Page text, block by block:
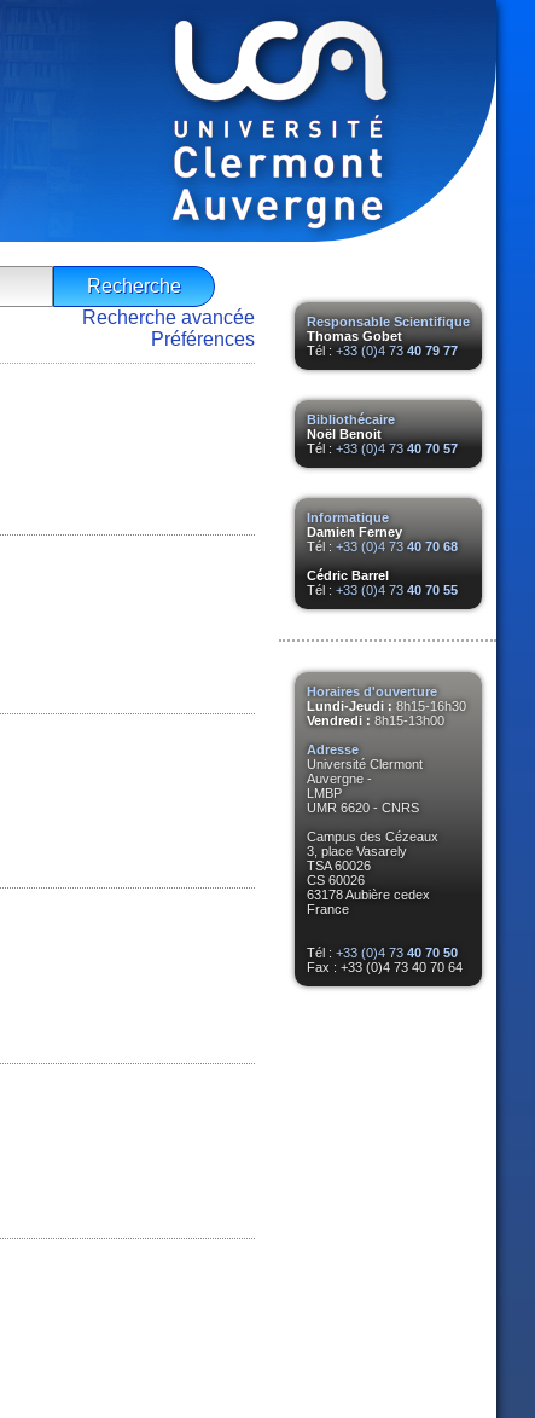
Responsable Scientifique
Thomas Gobet
Tél : +33 (0)4 73 40 79 77
Bibliothécaire
Noël Benoit
Tél : +33 (0)4 73 40 70 57
Informatique
Damien Ferney
Tél : +33 (0)4 73 40 70 68
Cédric Barrel
Tél : +33 (0)4 73 40 70 55
Horaires d'ouverture
Lundi-Jeudi : 8h15-16h30
Vendredi : 8h15-13h00
Adresse
Université Clermont
Auvergne -
LMBP
UMR 6620 - CNRS
Campus des Cézeaux
3, place Vasarely
TSA 60026
CS 60026
63178 Aubière cedex
France
Tél : +33 (0)4 73 40 70 50
Fax : +33 (0)4 73 40 70 64
Recherche avancée
Préférences